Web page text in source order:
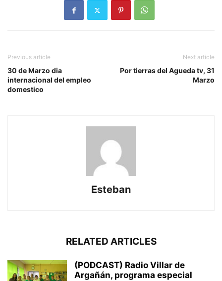
Previous article
30 de Marzo dia
internacional del empleo
domestico
Next article
Por tierras del Agueda tv, 31
Marzo
Esteban
RELATED ARTICLES
(PODCAST) Radio Villar de
Argañán, programa especial